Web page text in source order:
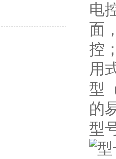
电
面
控
用
型
的
型